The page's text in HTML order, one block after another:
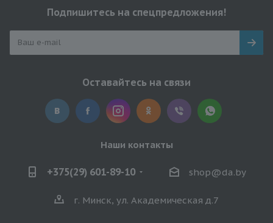
Подпишитесь на спецпредложения!
Оставайтесь на связи
Наши контакты
+375(29) 601-89-10 shop@da.by
г. Минск, ул. Академическая д.7